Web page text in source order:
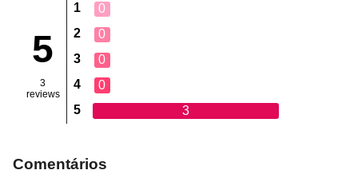
5
3
reviews
1
0
2
0
3
0
4
0
5
3
Comentários